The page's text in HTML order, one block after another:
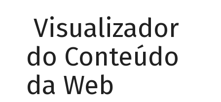
Visualizador
do Conteúdo
da Web